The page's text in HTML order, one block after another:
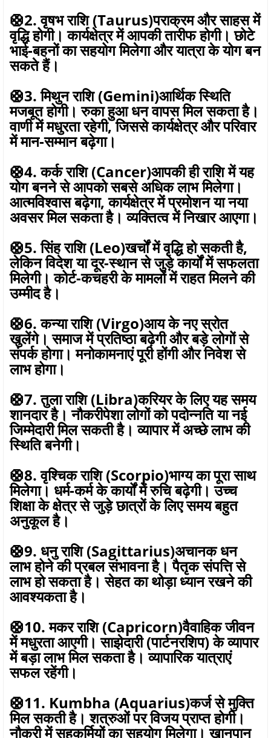
🛟2. वृषभ राशि (Taurus)पराक्रम और साहस में
वृद्धि होगी। कार्यक्षेत्र में आपकी तारीफ होगी। छोटे
भाई-बहनों का सहयोग मिलेगा और यात्रा के योग बन
सकते हैं।
🛟3. मिथुन राशि (Gemini)आर्थिक स्थिति
मजबूत होगी। रुका हुआ धन वापस मिल सकता है।
वाणी में मधुरता रहेगी, जिससे कार्यक्षेत्र और परिवार
में मान-सम्मान बढ़ेगा।
🛟4. कर्क राशि (Cancer)आपकी ही राशि में यह
योग बनने से आपको सबसे अधिक लाभ मिलेगा।
आत्मविश्वास बढ़ेगा, कार्यक्षेत्र में प्रमोशन या नया
अवसर मिल सकता है। व्यक्तित्व में निखार आएगा।
🛟5. सिंह राशि (Leo)खर्चों में वृद्धि हो सकती है,
लेकिन विदेश या दूर-स्थान से जुड़े कार्यों में सफलता
मिलेगी। कोर्ट-कचहरी के मामलों में राहत मिलने की
उम्मीद है।
🛟6. कन्या राशि (Virgo)आय के नए स्रोत
खुलेंगे। समाज में प्रतिष्ठा बढ़ेगी और बड़े लोगों से
संपर्क होगा। मनोकामनाएं पूरी होंगी और निवेश से
लाभ होगा।
🛟7. तुला राशि (Libra)करियर के लिए यह समय
शानदार है। नौकरीपेशा लोगों को पदोन्नति या नई
जिम्मेदारी मिल सकती है। व्यापार में अच्छे लाभ की
स्थिति बनेगी।
🛟8. वृश्चिक राशि (Scorpio)भाग्य का पूरा साथ
मिलेगा। धर्म-कर्म के कार्यों में रुचि बढ़ेगी। उच्च
शिक्षा के क्षेत्र से जुड़े छात्रों के लिए समय बहुत
अनुकूल है।
🛟9. धनु राशि (Sagittarius)अचानक धन
लाभ होने की प्रबल संभावना है। पैतृक संपत्ति से
लाभ हो सकता है। सेहत का थोड़ा ध्यान रखने की
आवश्यकता है।
🛟10. मकर राशि (Capricorn)वैवाहिक जीवन
में मधुरता आएगी। साझेदारी (पार्टनरशिप) के व्यापार
में बड़ा लाभ मिल सकता है। व्यापारिक यात्राएं
सफल रहेंगी।
🛟11. Kumbha (Aquarius)कर्ज से मुक्ति
मिल सकती है। शत्रुओं पर विजय प्राप्त होगी।
नौकरी में सहकर्मियों का सहयोग मिलेगा। खानपान